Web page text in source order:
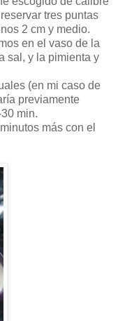
tres puntas
2 cm y medio.
en el vaso de la
sal, y la pimienta y
(en mi caso de
previamente
min.
más con el